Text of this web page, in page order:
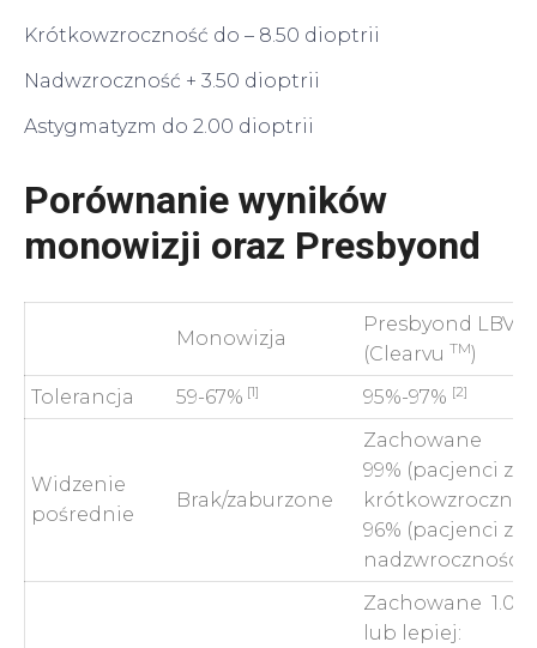
Krótkowzroczność do – 8.50 dioptrii
Nadwzroczność + 3.50 dioptrii
Astygmatyzm do 2.00 dioptrii
Porównanie wyników
monowizji oraz Presbyond
Monowizja
Presbyond LBV
(Clearvu TM)
Tolerancja
59-67% [1] 95%-97% [2]
Widzenie
pośrednie
Brak/zaburzone
Zachowane
99% (pacjenci z
96% (pacjenci z
Zachowane 1.0
lub lepiej: